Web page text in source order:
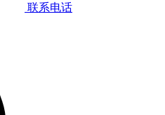
联系电话